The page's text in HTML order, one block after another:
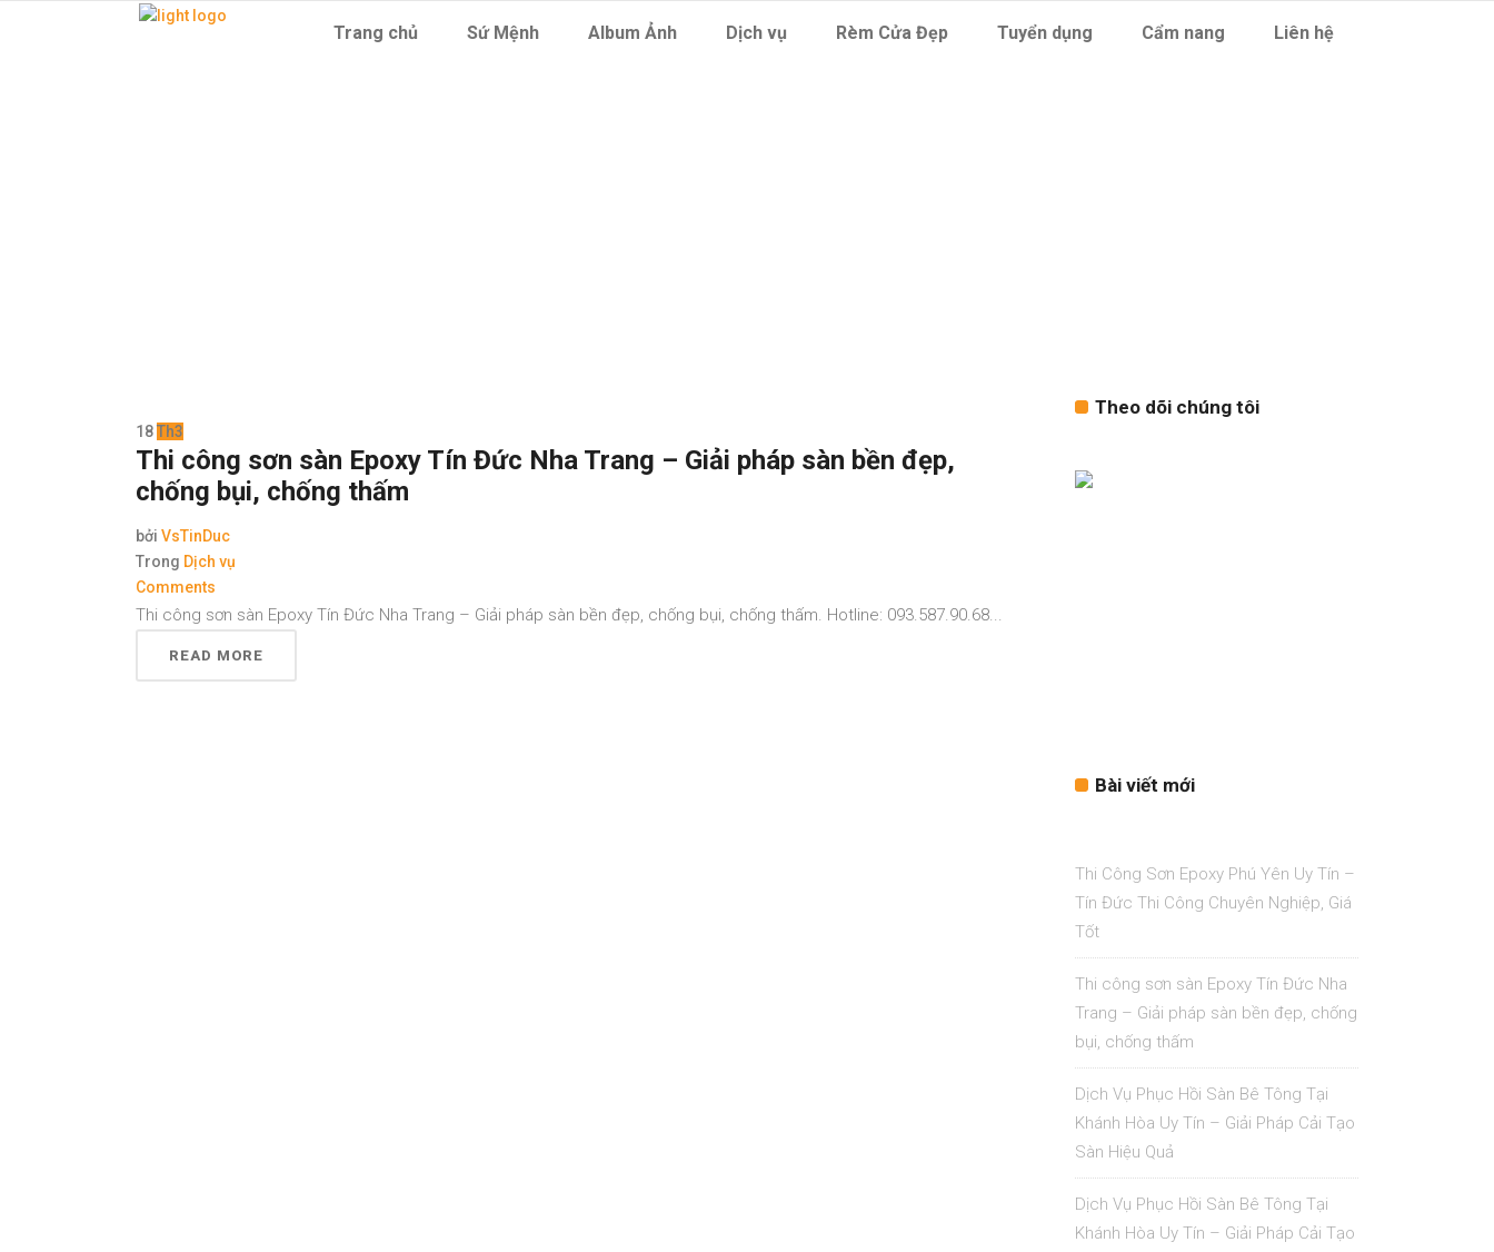
Trang chủ Sứ Mệnh Album Ảnh Dịch vụ Rèm Cửa Đẹp Tuyển dụng Cẩm nang Liên hệ
18Th3
Thi công sơn sàn Epoxy Tín Đức Nha Trang – Giải pháp sàn bền đẹp,
chống bụi, chống thấm
bởi VsTinDuc
Trong Dịch vụ
Comments
Thi công sơn sàn Epoxy Tín Đức Nha Trang – Giải pháp sàn bền đẹp, chống bụi, chống thấm. Hotline: 093.587.90.68...
READ MORE
Theo dõi chúng tôi
Bài viết mới
Thi Công Sơn Epoxy Phú Yên Uy Tín –
Tín Đức Thi Công Chuyên Nghiệp, Giá
Tốt
Thi công sơn sàn Epoxy Tín Đức Nha
Trang – Giải pháp sàn bền đẹp, chống
bụi, chống thấm
Dịch Vụ Phục Hồi Sàn Bê Tông Tại
Khánh Hòa Uy Tín – Giải Pháp Cải Tạo
Sàn Hiệu Quả
Dịch Vụ Phục Hồi Sàn Bê Tông Tại
Khánh Hòa Uy Tín – Giải Pháp Cải Tạo